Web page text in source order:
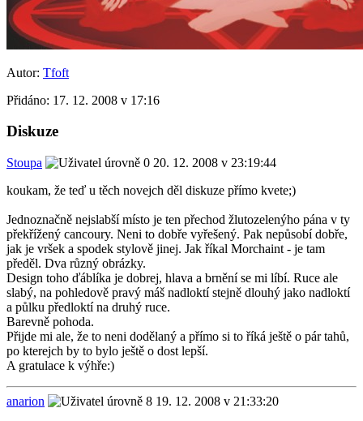
Autor: Tfoft
Přidáno: 17. 12. 2008 v 17:16
Diskuze
Stoupa
20. 12. 2008 v 23:19:44
koukam, že teď u těch novejch děl diskuze přímo kvete;)
Jednoznačně nejslabší místo je ten přechod žlutozelenýho pána v ty
překřížený cancoury. Neni to dobře vyřešený. Pak nepůsobí dobře,
jak je vršek a spodek stylově jinej. Jak říkal Morchaint - je tam
předěl. Dva různý obrázky.
Design toho ďáblíka je dobrej, hlava a brnění se mi líbí. Ruce ale
slabý, na pohledově pravý máš nadloktí stejně dlouhý jako nadloktí
a půlku předloktí na druhý ruce.
Barevně pohoda.
Přijde mi ale, že to neni dodělaný a přímo si to říká ještě o pár tahů,
po kterejch by to bylo ještě o dost lepší.
A gratulace k výhře:)
anarion
19. 12. 2008 v 21:33:20